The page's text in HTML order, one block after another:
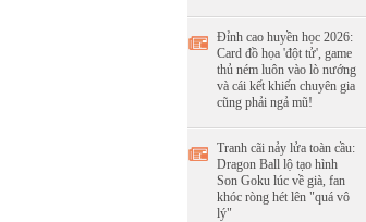
Đỉnh cao huyền học 2026:
Card đồ họa 'đột tử', game
thủ ném luôn vào lò nướng
và cái kết khiến chuyên gia
cũng phải ngả mũ!
Tranh cãi nảy lửa toàn cầu:
Dragon Ball lộ tạo hình
Son Goku lúc về già, fan
khóc ròng hét lên "quá vô
lý"